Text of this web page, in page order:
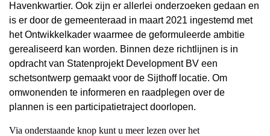
Havenkwartier. Ook zijn er allerlei onderzoeken gedaan en
is er door de gemeenteraad in maart 2021 ingestemd met
het Ontwikkelkader waarmee de geformuleerde ambitie
gerealiseerd kan worden. Binnen deze richtlijnen is in
opdracht van Statenprojekt Development BV een
schetsontwerp gemaakt voor de Sijthoff locatie. Om
omwonenden te informeren en raadplegen over de
plannen is een participatietraject doorlopen.
Via onderstaande knop kunt u meer lezen over het